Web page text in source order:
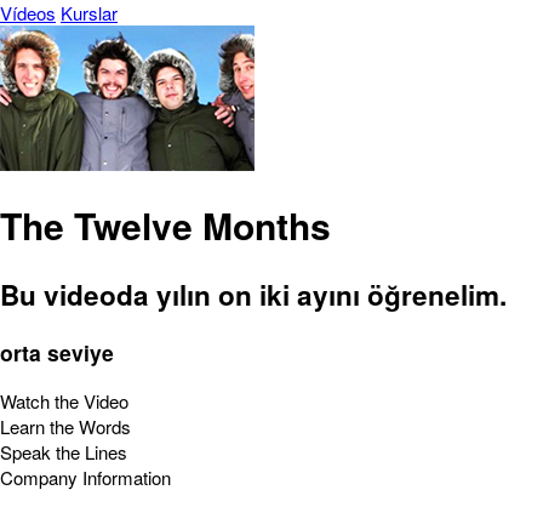
Vídeos Kurslar
The Twelve Months
Bu videoda yılın on iki ayını öğrenelim.
orta seviye
Watch the Video
Learn the Words
Speak the Lines
Company Information